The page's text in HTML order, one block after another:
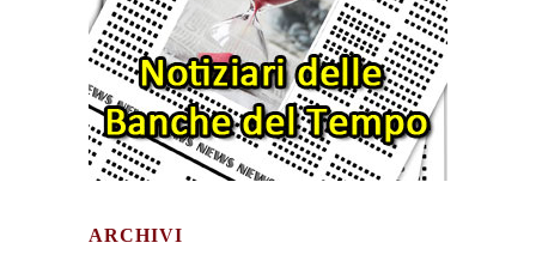
ARCHIVI